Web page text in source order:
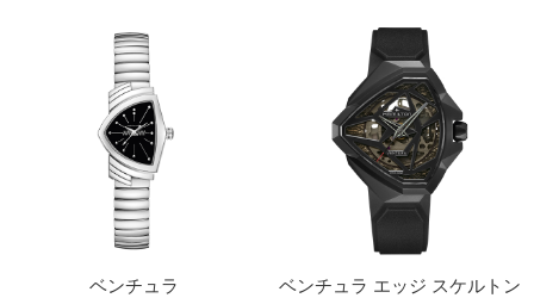
ベンチュラ
ベンチュラ エッジ スケルトン